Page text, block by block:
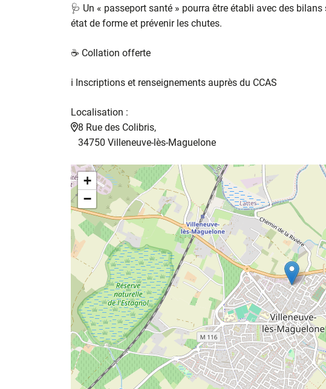
🩺 Un « passeport santé » pourra être établi avec des
état de forme et prévenir les chutes.
☕ Collation offerte
ℹ️ Inscriptions et renseignements auprès du CCAS
Localisation :
8 Rue des Colibris,
34750 Villeneuve-lès-Maguelone
+
−